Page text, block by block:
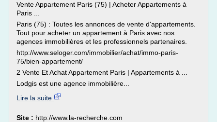
Vente Appartement Paris (75) | Acheter Appartements à
Paris ...
Paris (75) : Toutes les annonces de vente d'appartements.
Tout pour acheter un appartement à Paris avec nos
agences immobilières et les professionnels partenaires.
http://www.seloger.com/immobilier/achat/immo-paris-
75/bien-appartement/
2 Vente Et Achat Appartement Paris | Appartements à ...
Lodgis est une agence immobilière...
Lire la suite
Site : http://www.la-recherche.com